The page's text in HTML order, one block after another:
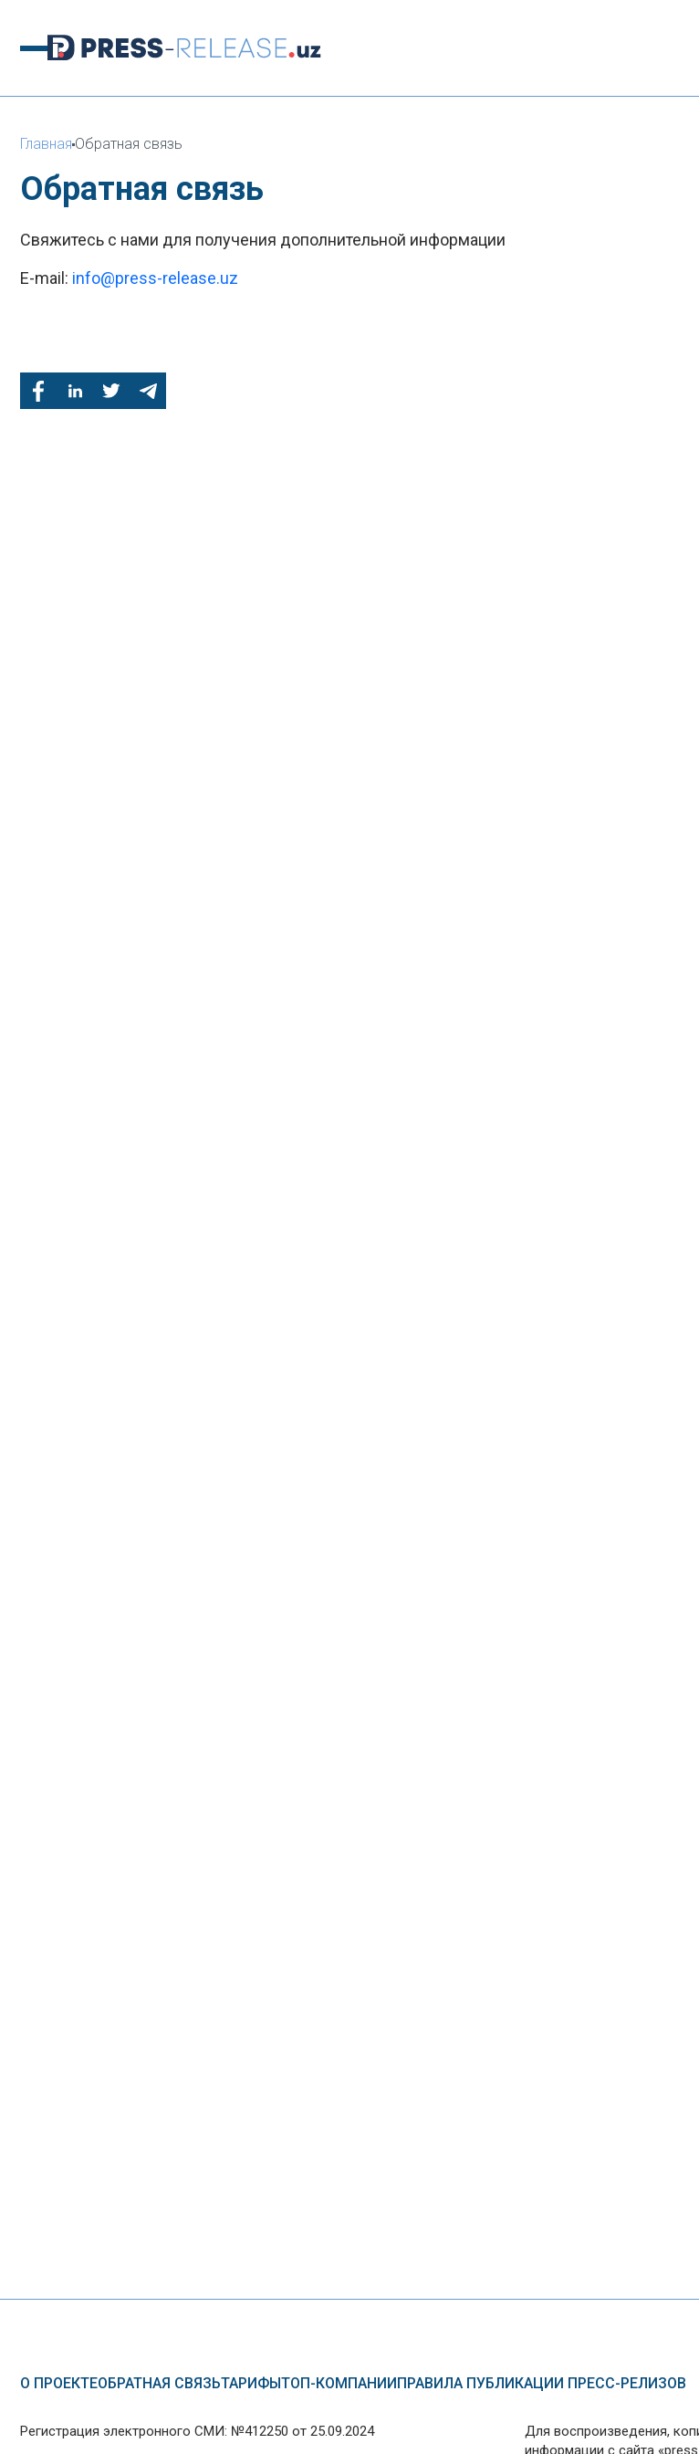
Главная Обратная связь
Обратная связь
Свяжитесь с нами для получения дополнительной информации
E-mail: info@press-release.uz
О ПРОЕКТЕОБРАТНАЯ СВЯЗЬТАРИФЫТОП-КОМПАНИИПРАВИЛА ПУБЛИКАЦИИ ПРЕСС-РЕЛИЗОВ
Регистрация электронного СМИ: №412250 от 25.09.2024
Для воспроизведения,
информации с сайта